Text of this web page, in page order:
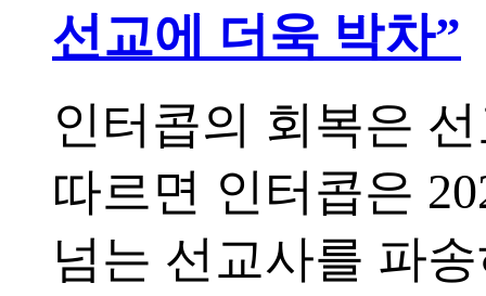
선교에 더욱 박차”
인터콥의 회복은
따르면 인터콥은
넘는 선교사를 파